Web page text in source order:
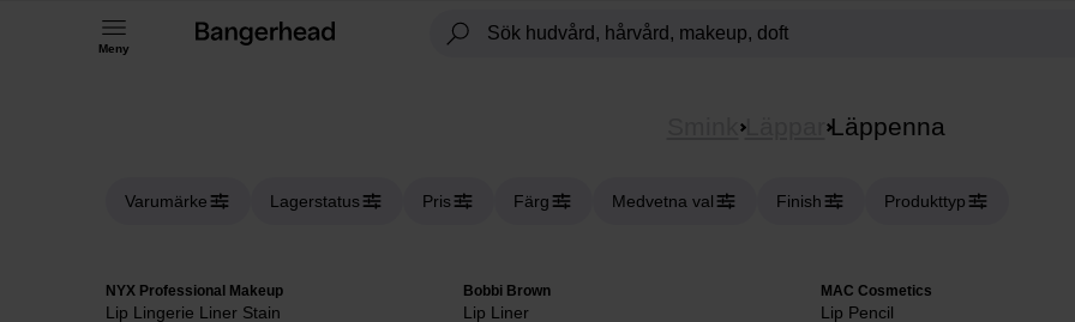
Meny
Läppar Läppenna
Varumärke Lagerstatus Pris Färg Medvetna val Finish Produkttyp
NYX Professional Makeup
Lip Lingerie Liner Stain
Bobbi Brown
Lip Liner
MAC Cosmetics
Lip Pencil